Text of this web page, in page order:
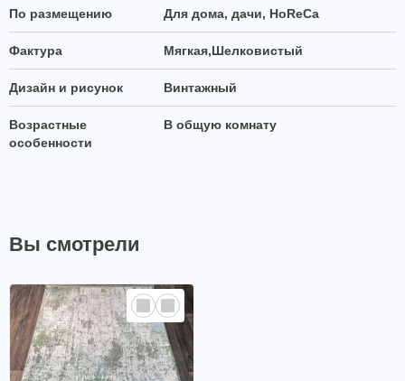
По размещению Для дома, дачи, HoReCa
Фактура Мягкая,Шелковистый
Дизайн и рисунок Винтажный
Возрастные
особенности
В общую комнату
Вы смотрели